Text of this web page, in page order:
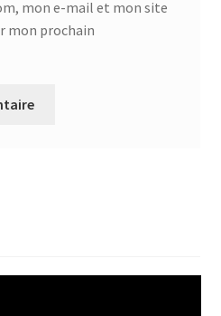
mon e-mail et mon site
mon prochain